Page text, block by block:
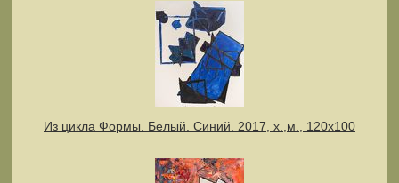
Из цикла Формы. Белый. Синий. 2017, х.,м., 120х100